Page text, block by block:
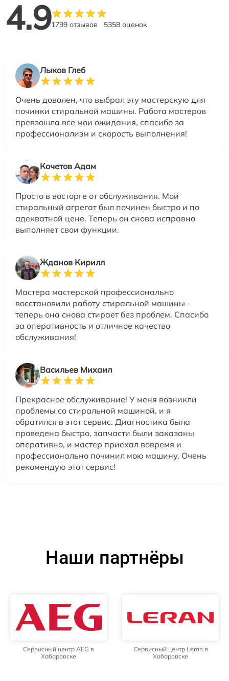
4.91799 отзывов 5358 оценок
Лыков Глеб
Очень доволен, что выбрал эту мастерскую для
починки стиральной машины. Работа мастеров
превзошла все мои ожидания, спасибо за
профессионализм и скорость выполнения!
Кочетов Адам
Просто в восторге от обслуживания. Мой
стиральный агрегат был починен быстро и по
адекватной цене. Теперь он снова исправно
выполняет свои функции.
Жданов Кирилл
Мастера мастерской профессионально
восстановили работу стиральной машины -
теперь она снова стирает без проблем. Спасибо
за оперативность и отличное качество
обслуживания!
Васильев Михаил
Прекрасное обслуживание! У меня возникли
проблемы со стиральной машиной, и я
обратился в этот сервис. Диагностика была
проведена быстро, запчасти были заказаны
оперативно, и мастер приехал вовремя и
профессионально починил мою машину. Очень
рекомендую этот сервис!
Наши партнёры
Сервисный центр AEG в
Хабаровске
Сервисный центр Leran в
Хабаровске